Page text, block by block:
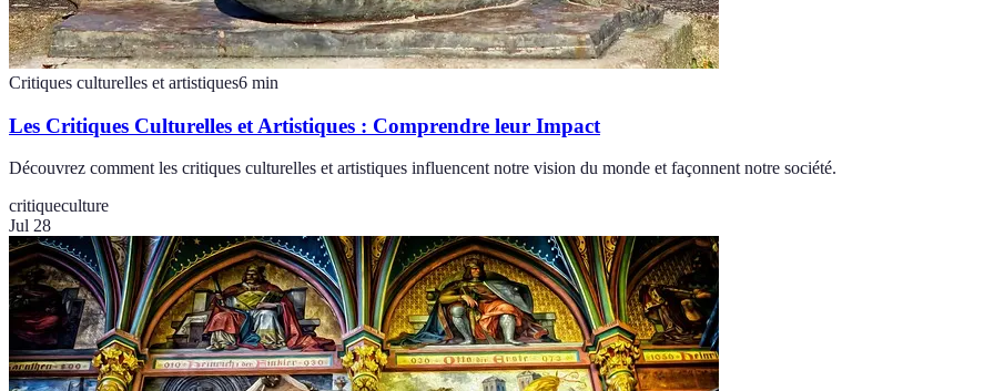
Critiques culturelles et artistiques6 min
Les Critiques Culturelles et Artistiques : Comprendre leur Impact
Découvrez comment les critiques culturelles et artistiques influencent notre vision du monde et façonnent notre société.
critiqueculture
Jul 28